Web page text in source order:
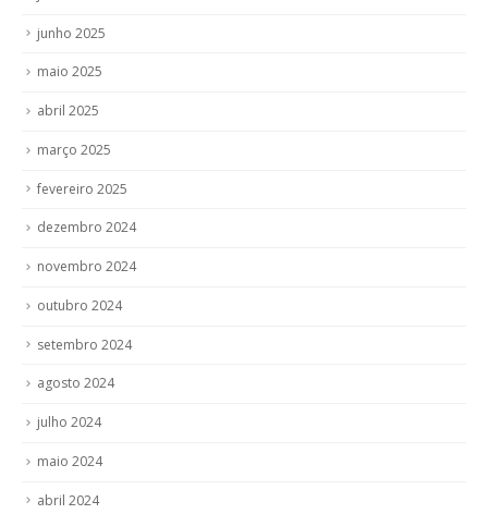
junho 2025
maio 2025
abril 2025
março 2025
fevereiro 2025
dezembro 2024
novembro 2024
outubro 2024
setembro 2024
agosto 2024
julho 2024
maio 2024
abril 2024